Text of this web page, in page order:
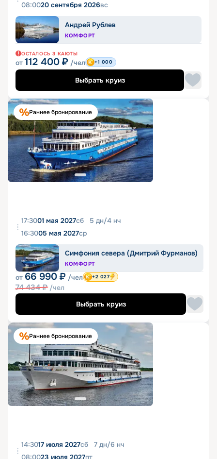
08:0020 сентября 2026вс
Андрей Рублев
КОМФОРТ
ОСТАЛОСЬ 3 КАЮТЫ
от 112 400 ₽ /чел +1 000
Выбрать круиз
Раннее бронирование
17:3001 мая 2027сб 5 дн/4 нч
16:3005 мая 2027ср
Симфония севера (Дмитрий Фурманов)
КОМФОРТ
от 66 990 ₽ /чел
74 434₽ /чел
+2 027
Выбрать круиз
Раннее бронирование
14:3017 июля 2027сб 7 дн/6 нч
08:0023 июля 2027пт